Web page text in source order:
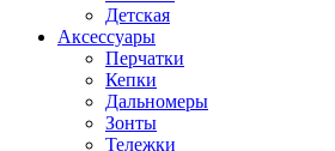
Детская
Аксессуары
Перчатки
Кепки
Дальномеры
Зонты
Тележки